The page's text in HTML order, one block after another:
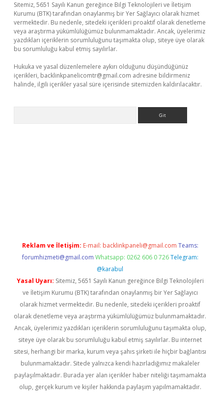
Sitemiz, 5651 Sayılı Kanun gereğince Bilgi Teknolojileri ve İletişim
Kurumu (BTK) tarafından onaylanmış bir Yer Sağlayıcı olarak hizmet
vermektedir. Bu nedenle, sitedeki içerikleri proaktif olarak denetleme
veya araştırma yükümlülüğümüz bulunmamaktadır. Ancak, üyelerimiz
yazdıkları içeriklerin sorumluluğunu taşımakta olup, siteye üye olarak
bu sorumluluğu kabul etmiş sayılırlar.
Hukuka ve yasal düzenlemelere aykırı olduğunu düşündüğünüz
içerikleri, backlinkpanelicomtr@gmail.com adresine bildirmeniz
halinde, ilgili içerikler yasal süre içerisinde sitemizden kaldırılacaktır.
Reklam ve İletişim: E-mail: backlinkpaneli@gmail.com Teams:
forumhizmeti@gmail.com Whatsapp: 0262 606 0 726 Telegram:
@karabul
Yasal Uyarı: Sitemiz, 5651 Sayılı Kanun gereğince Bilgi Teknolojileri
ve İletişim Kurumu (BTK) tarafından onaylanmış bir Yer Sağlayıcı
olarak hizmet vermektedir. Bu nedenle, sitedeki içerikleri proaktif
olarak denetleme veya araştırma yükümlülüğümüz bulunmamaktadır.
Ancak, üyelerimiz yazdıkları içeriklerin sorumluluğunu taşımakta olup,
siteye üye olarak bu sorumluluğu kabul etmiş sayılırlar. Bu internet
sitesi, herhangi bir marka, kurum veya şahıs şirketi ile hiçbir bağlantısı
bulunmamaktadır. Sitede yalnızca kendi hazırladığımız makaleler
paylaşılmaktadır. Burada yer alan içerikler haber niteliği taşımamakta
olup, gerçek kurum ve kişiler hakkında paylaşım yapılmamaktadır.